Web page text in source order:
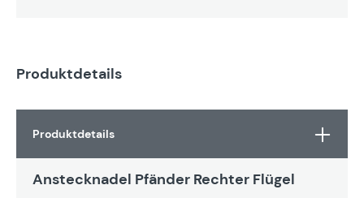
Produktdetails
Produktdetails
Anstecknadel Pfänder Rechter Flügel